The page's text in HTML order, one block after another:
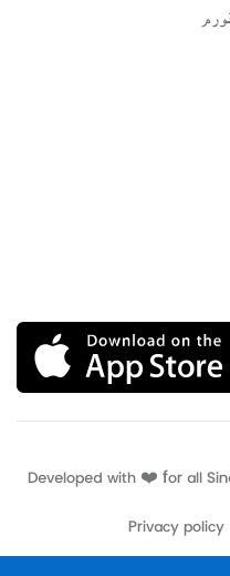
فورم
Developed with ❤️ for all
Privacy policy